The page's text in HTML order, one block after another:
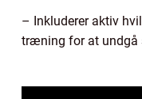
– Inkluderer aktiv
træning for at undgå